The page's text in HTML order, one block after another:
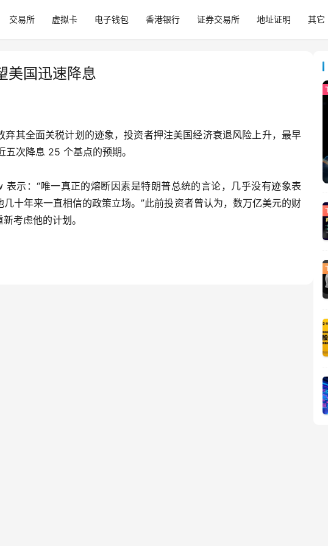
交易所 虚拟卡 电子钱包 香港银行 证券交易所 地址证明 其它
美国迅速降息
其全面关税计划的迹象，投资者押注美国经济衰退风险上升，最早
次降息 25 个基点的预期。
示：“唯一真正的熔断因素是特朗普总统的言论，几乎没有迹象表
十年来一直相信的政策立场。”此前投资者曾认为，数万亿美元的财
考虑他的计划。